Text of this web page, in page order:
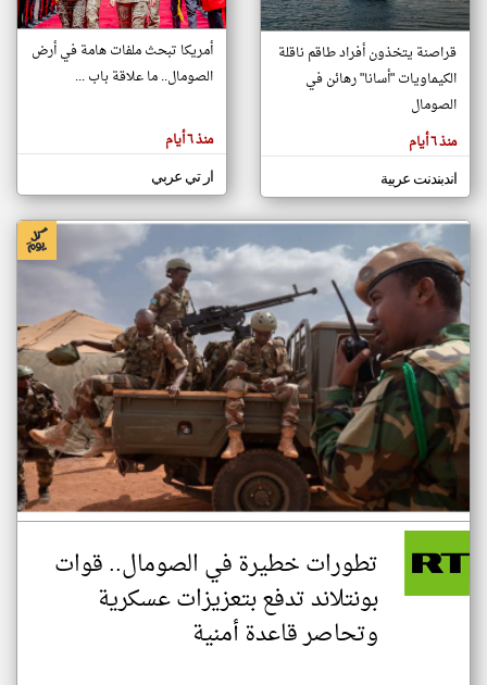
تغيير الدولة
اخبار الصومال على مدار الساعة
أهم اخبار الصومال العاجلة والمباشرة
المقالات
هنا عن
وجهة
كاتبيها.
قراصنة يتخذون أفراد طاقم ناقلة
الكيماويات "أسانا" رهائن في
الصومال
منذ ٦ أيام
اندبندنت عربية
أمريكا تبحث ملفات هامة في أرض
الصومال.. ما علاقة باب ...
منذ ٦ أيام
ار تي عربي
تطورات خطيرة في الصومال.. قوات
بونتلاند تدفع بتعزيزات عسكرية
وتحاصر قاعدة أمنية
klyoum.com